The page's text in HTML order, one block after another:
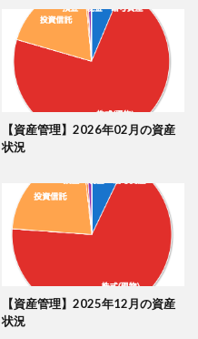
【資産管理】2026年02月の資産
状況
【資産管理】2025年12月の資産
状況